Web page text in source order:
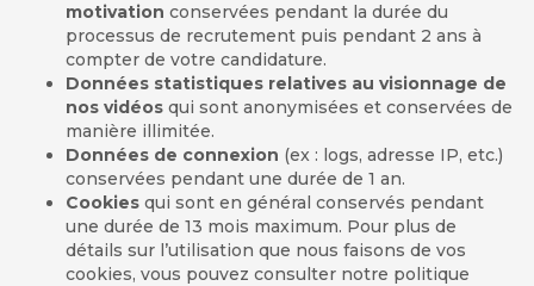
motivation conservées pendant la durée du
processus de recrutement puis pendant 2 ans à
compter de votre candidature.
Données statistiques relatives au visionnage de
nos vidéos qui sont anonymisées et conservées de
manière illimitée.
Données de connexion (ex : logs, adresse IP, etc.)
conservées pendant une durée de 1 an.
Cookies qui sont en général conservés pendant
une durée de 13 mois maximum. Pour plus de
détails sur l’utilisation que nous faisons de vos
cookies, vous pouvez consulter notre politique